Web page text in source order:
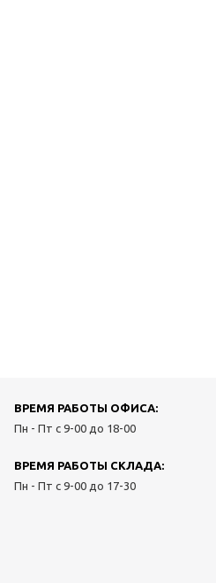
ВРЕМЯ РАБОТЫ ОФИСА:
Пн - Пт с 9-00 до 18-00
ВРЕМЯ РАБОТЫ СКЛАДА:
Пн - Пт с 9-00 до 17-30